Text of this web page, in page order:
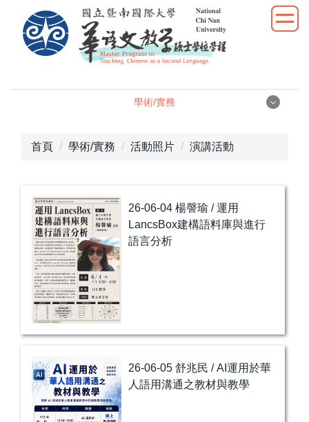
容
學術/實務
學術研究
教學實習
優秀表現
活動照片
首頁 學術/實務 活動照片 演講活動
26-06-04 楊謦瑜 / 運用
LancsBox建構語料庫與進行
語言分析
26-06-05 舒兆民 / AI運用於華
人語用溝通之教材與教學